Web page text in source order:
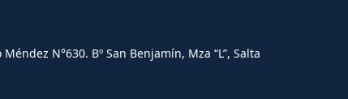
N°630. Bº San Benjamín, Mza “L”, Salta